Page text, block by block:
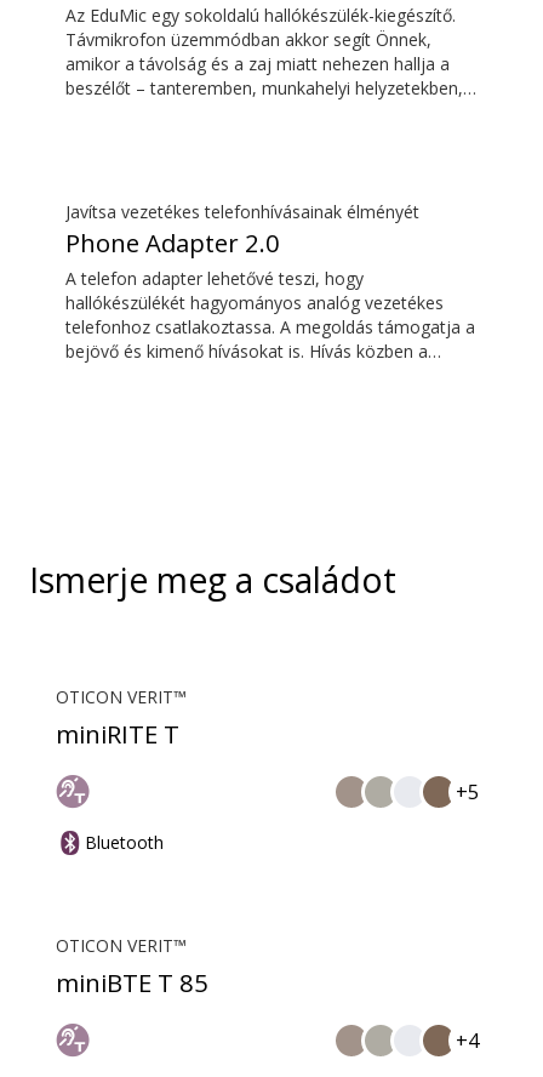
Az EduMic egy sokoldalú hallókészülék-kiegészítő.
Távmikrofon üzemmódban akkor segít Önnek,
amikor a távolság és a zaj miatt nehezen hallja a
beszélőt – tanteremben, munkahelyi helyzetekben,
hangot az Oticon Bluetooth kompatibilis
hallókészülékekre. Az iskolákban, illetve nyilvános
helyeken található indukciós hurokrendszerek
hangját is veszi.
Javítsa vezetékes telefonhívásainak élményét
Phone Adapter 2.0
A telefon adapter lehetővé teszi, hogy
hallókészülékét hagyományos analóg vezetékes
telefonhoz csatlakoztassa. A megoldás támogatja a
bejövő és kimenő hívásokat is. Hívás közben a
Ismerje meg a családot
OTICON VERIT™
miniRITE T
+5
Bluetooth
OTICON VERIT™
miniBTE T 85
+4